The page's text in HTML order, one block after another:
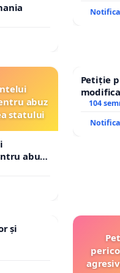
abuz
statului
abuz
Petiție
– Hanu
104
și